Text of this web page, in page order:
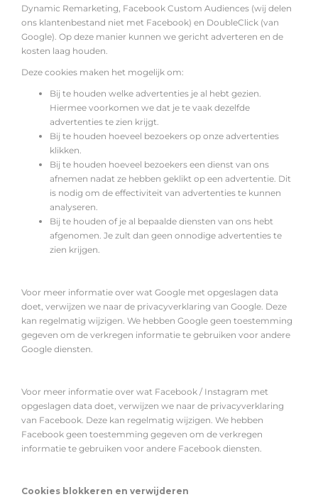
Dynamic Remarketing, Facebook Custom Audiences (wij delen
ons klantenbestand niet met Facebook) en DoubleClick (van
Google). Op deze manier kunnen we gericht adverteren en de
kosten laag houden.
Deze cookies maken het mogelijk om:
Bij te houden welke advertenties je al hebt gezien.
Hiermee voorkomen we dat je te vaak dezelfde
advertenties te zien krijgt.
Bij te houden hoeveel bezoekers op onze advertenties
klikken.
Bij te houden hoeveel bezoekers een dienst van ons
afnemen nadat ze hebben geklikt op een advertentie. Dit
is nodig om de effectiviteit van advertenties te kunnen
analyseren.
Bij te houden of je al bepaalde diensten van ons hebt
afgenomen. Je zult dan geen onnodige advertenties te
zien krijgen.
Voor meer informatie over wat Google met opgeslagen data
doet, verwijzen we naar de privacyverklaring van Google. Deze
kan regelmatig wijzigen. We hebben Google geen toestemming
gegeven om de verkregen informatie te gebruiken voor andere
Google diensten.
Voor meer informatie over wat Facebook / Instagram met
opgeslagen data doet, verwijzen we naar de privacyverklaring
van Facebook. Deze kan regelmatig wijzigen. We hebben
Facebook geen toestemming gegeven om de verkregen
informatie te gebruiken voor andere Facebook diensten.
Cookies blokkeren en verwijderen